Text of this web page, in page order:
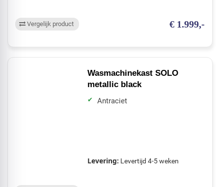
€ 1.999,-
Vergelijk product
Wasmachinekast SOLO
metallic black
Antraciet
Levering:Levertijd 4-5 weken